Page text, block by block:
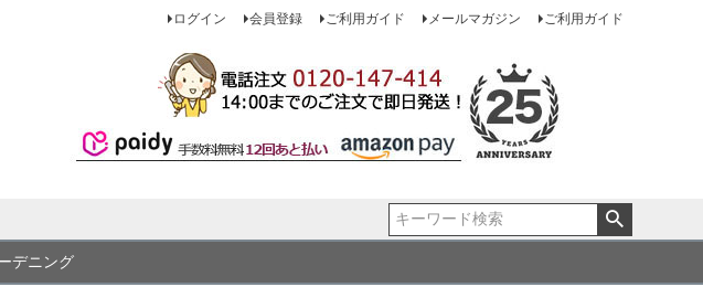
ログイン 会員登録 ご利用ガイド メールマガジン ご利用ガイド
デニング